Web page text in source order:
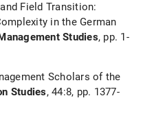
Field Transition:
in the German
Studies, pp. 1-
Scholars of the
Studies, 44:8, pp. 1377-